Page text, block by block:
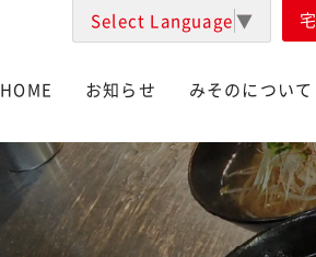
Select Language▼
HOME お知らせ みそのについて